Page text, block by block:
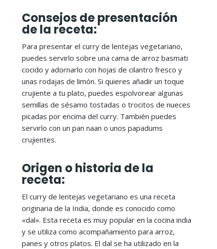
Consejos de presentación
de la receta:
Para presentar el curry de lentejas vegetariano,
puedes servirlo sobre una cama de arroz basmati
cocido y adornarlo con hojas de cilantro fresco y
unas rodajas de limón. Si quieres añadir un toque
crujiente a tu plato, puedes espolvorear algunas
semillas de sésamo tostadas o trocitos de nueces
picadas por encima del curry. También puedes
servirlo con un pan naan o unos papadums
crujientes.
Origen o historia de la
receta:
El curry de lentejas vegetariano es una receta
originaria de la India, donde es conocido como
«dal». Esta receta es muy popular en la cocina india
y se utiliza como acompañamiento para arroz,
panes y otros platos. El dal se ha utilizado en la